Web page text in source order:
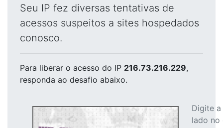
Seu IP fez diversas tentativas de
acessos suspeitos a sites hospedados
conosco.
Para liberar o acesso do IP 216.73.216.229,
responda ao desafio abaixo.
Digite
lado no